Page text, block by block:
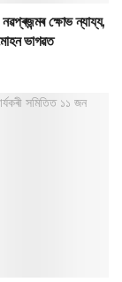
ক্ষোভ ন্যায্য,
ভাগৱত